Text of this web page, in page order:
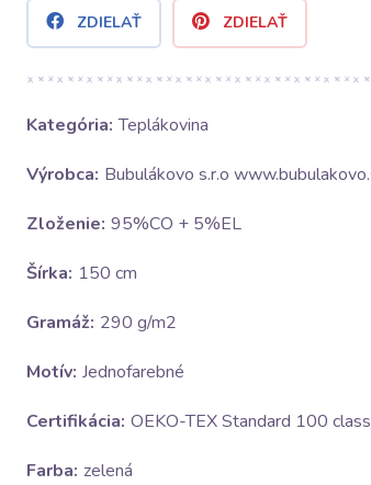
ZDIELAŤ ZDIELAŤ
Kategória: Teplákovina
Výrobca: Bubulákovo s.r.o
Zloženie: 95%CO + 5%EL
Šírka: 150 cm
Gramáž: 290 g/m2
Motív: Jednofarebné
Certifikácia: OEKO-TEX Standard 100
Farba: zelená